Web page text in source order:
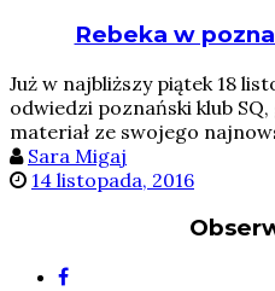
Rebeka w
Już w najbliższy piątek 18
odwiedzi poznański klub
materiał ze swojego
Sara Migaj
14 listopada, 2016